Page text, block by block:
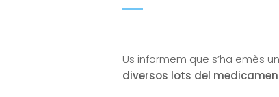
Us informem que s’ha emès
diversos lots del medicament